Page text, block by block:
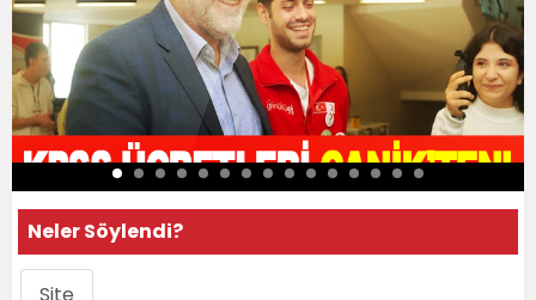
Neler Söylendi?
Site